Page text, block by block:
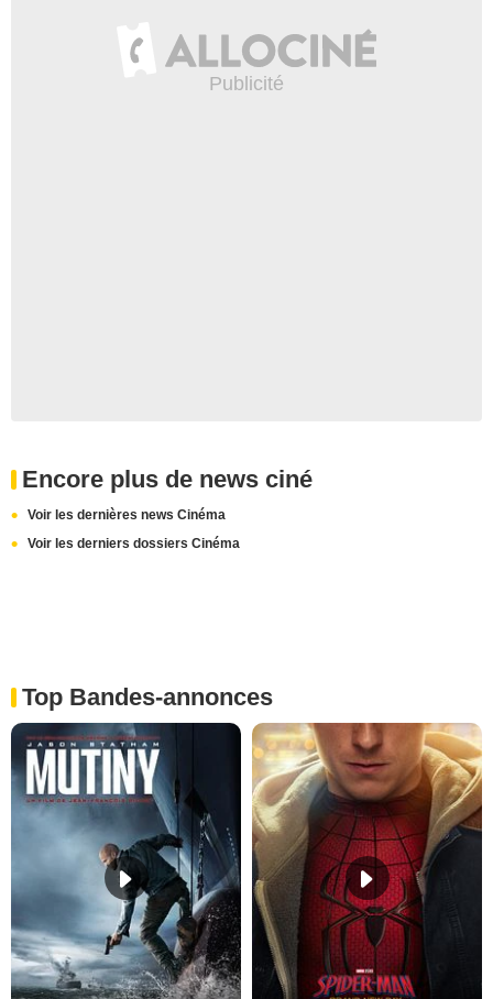
Encore plus de news ciné
Voir les dernières news Cinéma
Voir les derniers dossiers Cinéma
Top Bandes-annonces